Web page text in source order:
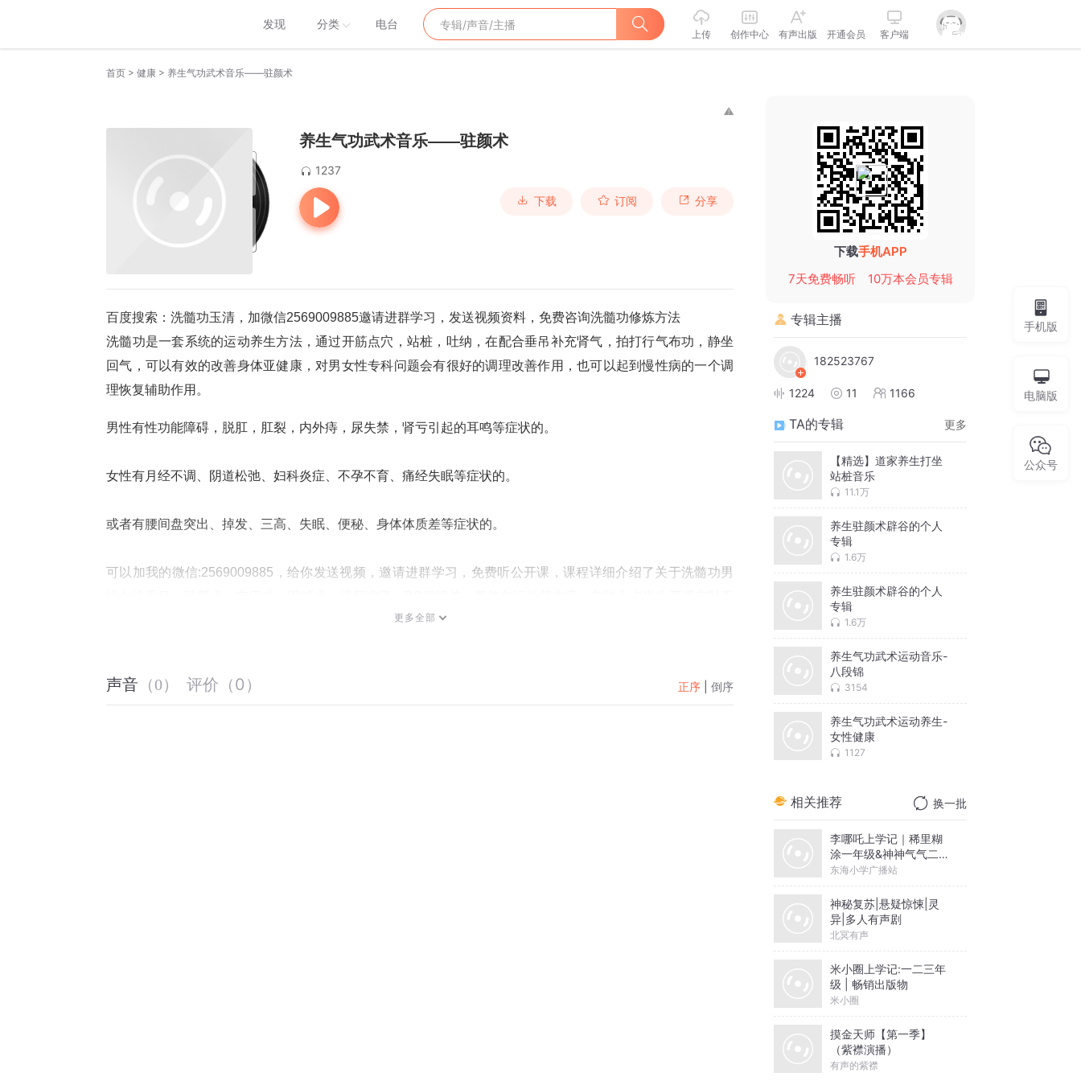
发现 分类 电台
上传 创作中心 有声出版 开通会员 客户端
首页 > 健康 > 养生气功武术音乐——驻颜术
养生气功武术音乐——驻颜术
1237
下载 订阅 分享
百度搜索：洗髓功玉清，加微信2569009885邀请进群学习，发送视频资料，免费咨询洗髓功修炼方法
洗髓功是一套系统的运动养生方法，通过开筋点穴，站桩，吐纳，在配合垂吊补充肾气，拍打行气布功，静坐
回气，可以有效的改善身体亚健康，对男女性专科问题会有很好的调理改善作用，也可以起到慢性病的一个调
理恢复辅助作用。
男性有性功能障碍，脱肛，肛裂，内外痔，尿失禁，肾亏引起的耳鸣等症状的。
女性有月经不调、阴道松弛、妇科炎症、不孕不育、痛经失眠等症状的。
或者有腰间盘突出、掉发、三高、失眠、便秘、身体体质差等症状的。
可以加我的微信:2569009885，给你发送视频，邀请进群学习，免费听公开课，课程详细介绍了关于洗髓功男
播，开课前我会提前邀请你进直播间学习。不会进的加我，我教你！
更多全部
声音 （0） 评价 （0 ） 正序 倒序
下载手机APP
7天免费畅听
10万本会员专辑
专辑主播
182523767
1224 11 1166
TA的专辑 更多
【精选】道家养生打坐
站桩音乐
11.1万
养生驻颜术辟谷的个人
专辑
1.6万
养生驻颜术辟谷的个人
专辑
1.6万
养生气功武术运动音乐-
八段锦
3154
养生气功武术运动养生-
女性健康
1127
相关推荐 换一批
李哪吒上学记｜稀里糊
涂一年级&神神气气二年
级
东海小学广播站
神秘复苏|悬疑惊悚|灵
异|多人有声剧
北冥有声
米小圈上学记:一二三年
级 | 畅销出版物
米小圈
摸金天师【第一季】
（紫襟演播）
有声的紫襟
手机版
电脑版
公众号